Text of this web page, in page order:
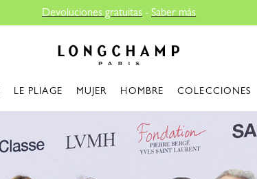
LE PLIAGE MUJER HOMBRE COLECCIONES